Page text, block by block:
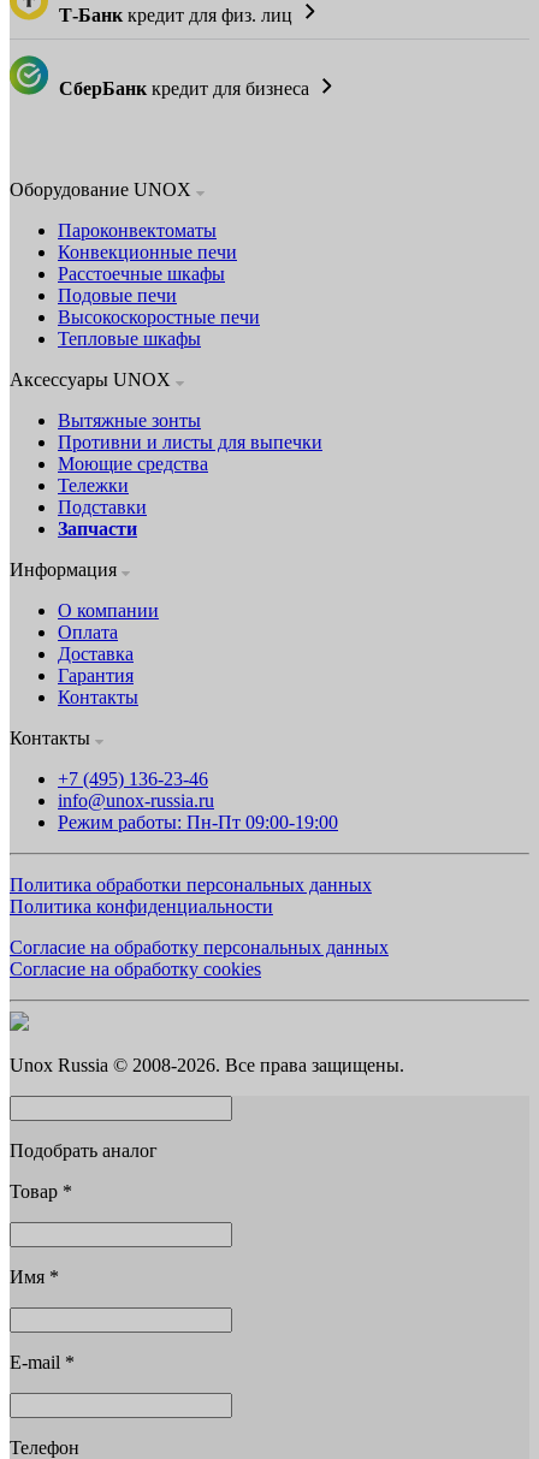
Т-Банк кредит для физ. лиц
СберБанк кредит для бизнеса
Оборудование UNOX
Пароконвектоматы
Конвекционные печи
Расстоечные шкафы
Подовые печи
Высокоскоростные печи
Тепловые шкафы
Аксессуары UNOX
Вытяжные зонты
Противни и листы для выпечки
Моющие средства
Тележки
Подставки
Запчасти
Информация
О компании
Оплата
Доставка
Гарантия
Контакты
Контакты
+7 (495) 136-23-46
info@unox-russia.ru
Режим работы: Пн-Пт 09:00-19:00
Политика обработки персональных данных
Политика конфиденциальности
Согласие на обработку персональных данных
Согласие на обработку cookies
Unox Russia © 2008-2026. Все права защищены.
Подобрать аналог
Товар *
Имя *
E-mail *
Телефон